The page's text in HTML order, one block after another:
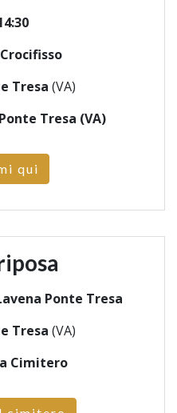
Crocifisso
Tresa (VA)
Tresa (VA)
qui
Ponte Tresa
Tresa (VA)
Cimitero